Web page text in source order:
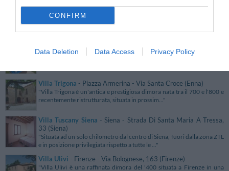
CONFIRM
Data Deletion Data Access Privacy Policy
Villa Tombolina- Montemaggiore Al Metauro - Via Tombolina
(Pesaro E Urbino)
"Villa Tombolina è una splendida dimora settecentesca situata a
Montemaggiore Al Metauro, all'interno di un ampio parco c..."
- Torricella - Via Torricella, 203 (Arezzo)
"Villa Torricella è un tipico casolare toscano situato a circa 1km da
Villa Trigona - Piazza Armerina - Via Santa Croce (Enna)
"Villa Trigona è un'antica e prestigiosa dimora nata tra il 700 e l'800 e
recentemente ristrutturata, situata in prossim..."
Villa Tuscany Siena - Siena - Strada Di Santa Maria A Tressa,
33 (Siena)
"Situata ad un solo chilometro dal centro di Siena, fuori dalla zona ZTL
e in posizione privilegiata rispetto a tutte le ..."
Villa Ulivi - Firenze - Via Bolognese, 163 (Firenze)
"Villa Ulivi è una raffinata dimora del '400 situata a Firenze in una